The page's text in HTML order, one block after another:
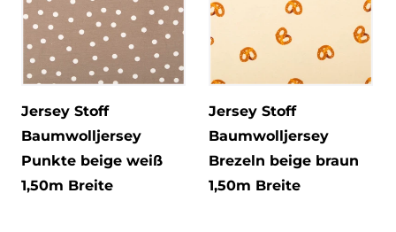
Jersey Stoff
Baumwolljersey
Punkte beige weiß
1,50m Breite
Jersey Stoff
Baumwolljersey
Brezeln beige braun
1,50m Breite